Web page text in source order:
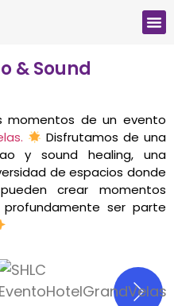
& Sound
momentos de un evento
Disfrutamos de una
y sound healing, una
de espacios donde
crear momentos
profundamente ser parte